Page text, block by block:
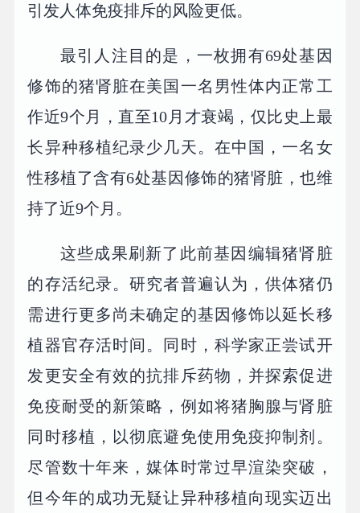
引发人体免疫排斥的风险更低。
最引人注目的是，一枚拥有69处基因
修饰的猪肾脏在美国一名男性体内正常工
作近9个月，直至10月才衰竭，仅比史上最
长异种移植纪录少几天。在中国，一名女
性移植了含有6处基因修饰的猪肾脏，也维
持了近9个月。
这些成果刷新了此前基因编辑猪肾脏
的存活纪录。研究者普遍认为，供体猪仍
需进行更多尚未确定的基因修饰以延长移
植器官存活时间。同时，科学家正尝试开
发更安全有效的抗排斥药物，并探索促进
免疫耐受的新策略，例如将猪胸腺与肾脏
同时移植，以彻底避免使用免疫抑制剂。
尽管数十年来，媒体时常过早渲染突破，
但今年的成功无疑让异种移植向现实迈出